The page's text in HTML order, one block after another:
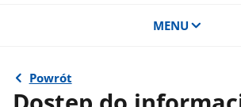
MENU
Powrót